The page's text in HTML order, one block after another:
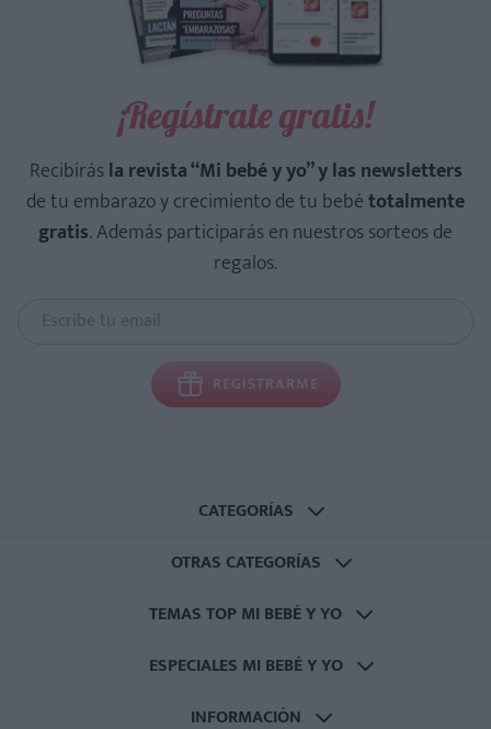
¡Regístrate gratis!
Recibirásla revista “Mi bebé y yo” y las newsletters
de tu embarazo y crecimiento de tu bebétotalmente
gratis. Además participarás en nuestros sorteos de
regalos.
REGISTRARME
CATEGORÍAS
OTRAS CATEGORÍAS
TEMAS TOP MI BEBÉ Y YO
ESPECIALES MI BEBÉ Y YO
INFORMACIÓN